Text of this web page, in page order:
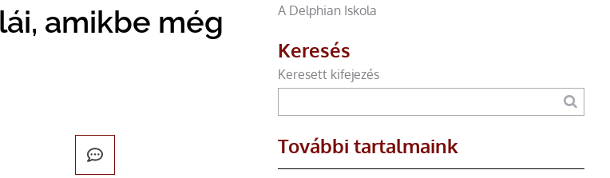
amikbe még
A Delphian Iskola
Keresés
Keresett kifejezés
További tartalmaink